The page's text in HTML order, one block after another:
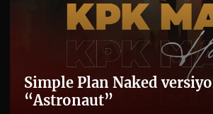
Simple Plan Naked
“Astronaut”